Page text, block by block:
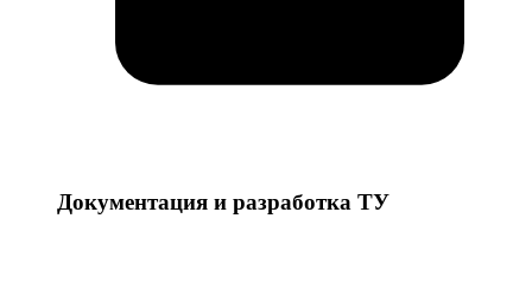
Документация и разработка ТУ